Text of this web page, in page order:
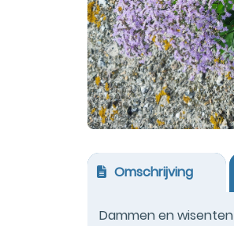
Omschrijving
Dammen en wisenten